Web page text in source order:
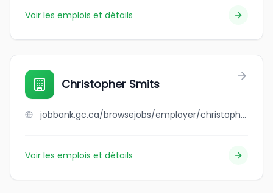
Voir les emplois et détails
Christopher Smits
jobbank.gc.ca/browsejobs/employer/christopher+smits/ca
Voir les emplois et détails